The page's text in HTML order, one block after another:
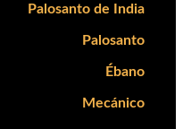
Palosanto de India
Palosanto
Ébano
Mecánico